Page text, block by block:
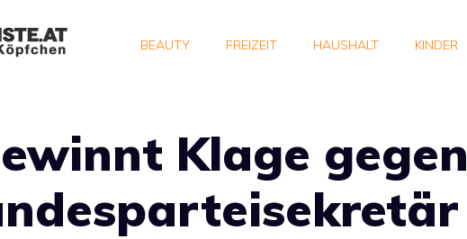
BEAUTY FREIZEIT HAUSHALT KINDER
Klage gegen